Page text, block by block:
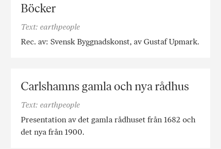
Böcker
Text: earthpeople
Rec. av: Svensk Byggnadskonst, av Gustaf Upmark.
Carlshamns gamla och nya rådhus
Text: earthpeople
Presentation av det gamla rådhuset från 1682 och
det nya från 1900.